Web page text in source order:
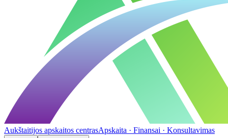
Aukštaitijos apskaitos centrasApskaita · Finansai · Konsultavimas